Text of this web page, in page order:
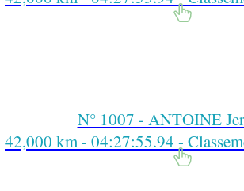
N° 1007 - ANTOINE
42,000 km - 04:27:55.94 -